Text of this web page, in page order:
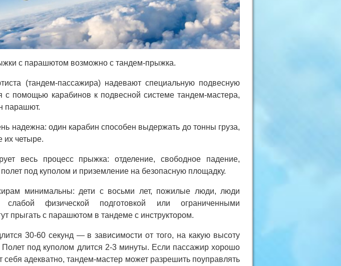
с парашютом возможно с тандем-прыжка.
(тандем-пассажира) надевают специальную подвесную
с помощью карабинов к подвесной системе тандем-мастера,
парашют.
надежна: один карабин способен выдержать до тонны груза,
их четыре.
весь процесс прыжка: отделение, свободное падение,
под куполом и приземление на безопасную площадку.
минимальны: дети с восьми лет, пожилые люди, люди
физической подготовкой или ограниченными
прыгать с парашютом в тандеме с инструктором.
30-60 секунд — в зависимости от того, на какую высоту
Полет под куполом длится 2-3 минуты. Если пассажир хорошо
себя адекватно, тандем-мастер может разрешить поуправлять